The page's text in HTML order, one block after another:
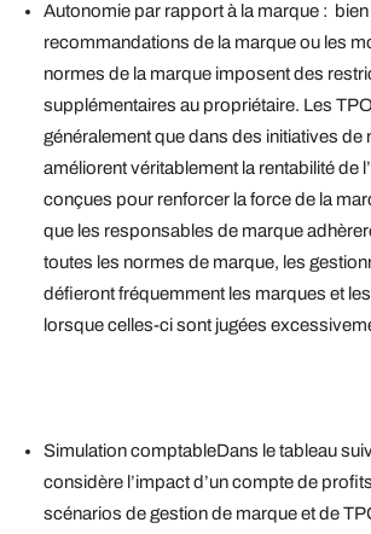
Autonomie par rapport à la marque :
recommandations de la marque ou les
normes de la marque imposent des
supplémentaires au propriétaire. Les
généralement que dans des initiatives de
améliorent véritablement la rentabilité de
conçues pour renforcer la force de la
que les responsables de marque
toutes les normes de marque, les
défieront fréquemment les marques et
lorsque celles-ci sont jugées
Simulation comptableDans le tableau
considère l’impact d’un compte de
scénarios de gestion de marque et de